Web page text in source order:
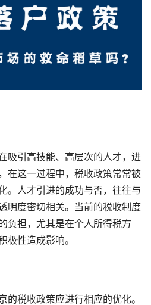
吸引高技能、高层次的人才，进
在这一过程中，税收政策常常被
。人才引进的成功与否，往往与
明度密切相关。当前的税收制度
负担，尤其是在个人所得税方
极性造成影响。
的税收政策应进行相应的优化。